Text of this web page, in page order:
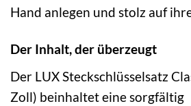
Hand anlegen und stolz auf
Der Inhalt, der überzeugt
Der LUX Steckschlüsselsatz
Zoll) beinhaltet eine sorgfältig